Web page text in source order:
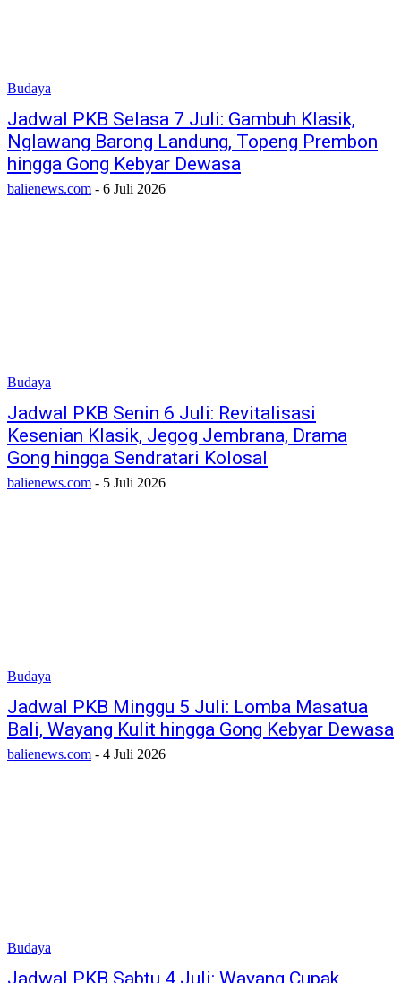
Budaya
Jadwal PKB Selasa 7 Juli: Gambuh Klasik,
Nglawang Barong Landung, Topeng Prembon
hingga Gong Kebyar Dewasa
balienews.com - 6 Juli 2026
Budaya
Jadwal PKB Senin 6 Juli: Revitalisasi
Kesenian Klasik, Jegog Jembrana, Drama
Gong hingga Sendratari Kolosal
balienews.com - 5 Juli 2026
Budaya
Jadwal PKB Minggu 5 Juli: Lomba Masatua
Bali, Wayang Kulit hingga Gong Kebyar Dewasa
balienews.com - 4 Juli 2026
Budaya
Jadwal PKB Sabtu 4 Juli: Wayang Cupak,